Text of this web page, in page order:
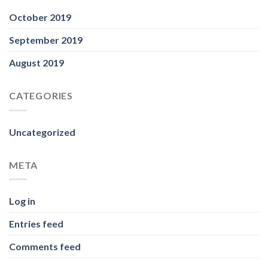
October 2019
September 2019
August 2019
CATEGORIES
Uncategorized
META
Log in
Entries feed
Comments feed